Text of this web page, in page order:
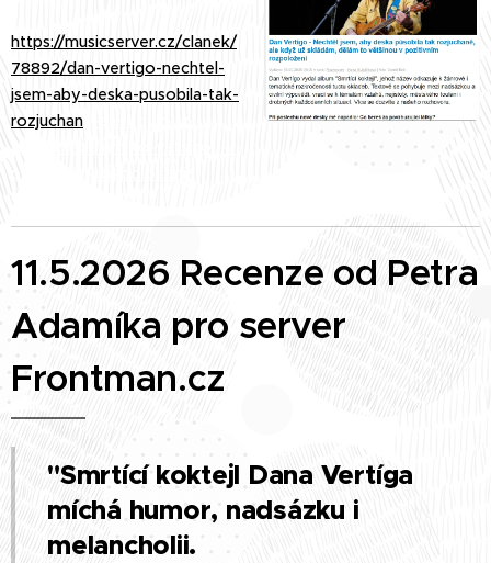
https://musicserver.cz/clanek/
78892/dan-vertigo-nechtel-
jsem-aby-deska-pusobila-tak-
rozjuchan
11.5.2026 Recenze od Petra
Adamíka pro server
Frontman.cz
"Smrtící koktejl Dana Vertíga
míchá humor, nadsázku i
melancholii.